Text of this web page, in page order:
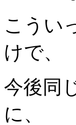
こうい
けで、
今後同
に、